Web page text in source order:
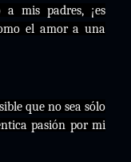
mis padres, ¡es
el amor a una
que no sea sólo
pasión por mi